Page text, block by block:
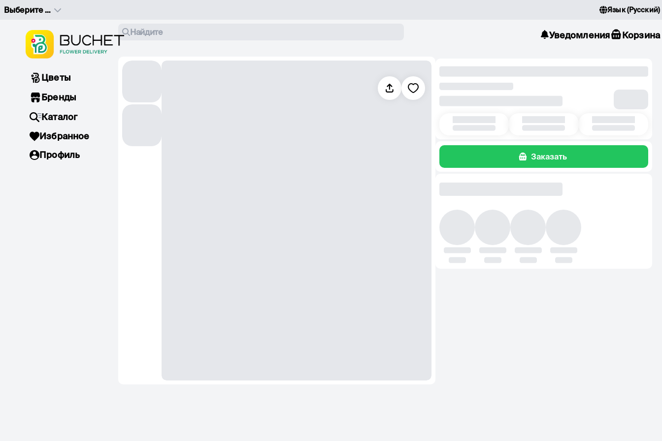
Выберите адрес доставки Язык(Русский)
Найдите Уведомления Корзина
Цветы
Бренды
Каталог
Избранное
Профиль
Заказать